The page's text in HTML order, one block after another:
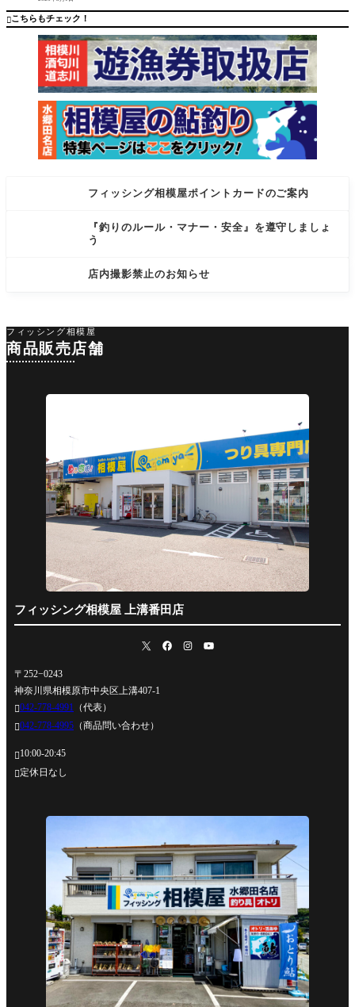
こちらもチェック！
フィッシング相模屋ポイントカードのご案内
『釣りのルール・マナー・安全』を遵守しましょ
う
店内撮影禁止のお知らせ
です。Pay
PayauPAY
のみで
ますが、
電話対応
フィッシング相模屋
商品販売店舗
フィッシング相模屋 上溝番田店
〒252−0243
神奈川県相模原市中央区上溝407-1
042-778-4991
（代表）
042-778-4995 （商品問い合わせ）
10:00-20:45
定休日なし